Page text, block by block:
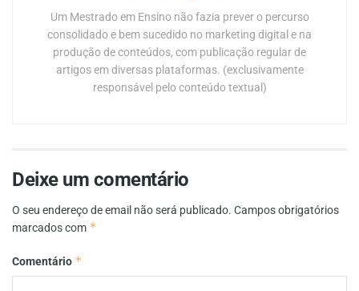
Um Mestrado em Ensino não fazia prever o percurso
consolidado e bem sucedido no marketing digital e na
produção de conteúdos, com publicação regular de
artigos em diversas plataformas. (exclusivamente
responsável pelo conteúdo textual)
Deixe um comentário
O seu endereço de email não será publicado. Campos obrigatórios
marcados com *
Comentário *